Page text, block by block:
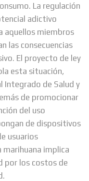
La regulación
adictivo
aquellos miembros
las consecuencias
El proyecto de ley
esta situación,
Integrado de Salud y
de promocionar
del uso
de dispositivos
usuarios
marihuana implica
por los costos de